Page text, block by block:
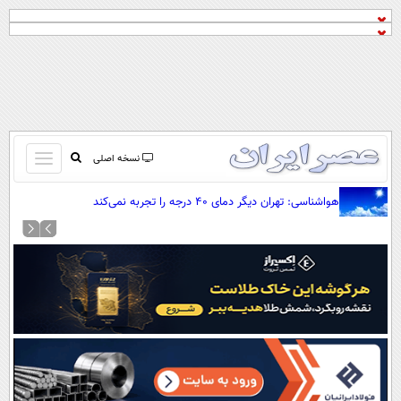
نسخه اصلی
باز
و
کردن
صفحه اول
آرشیو
نظرسنجی
آب و هوا
اوقات شرعی
سواد زندگی
هواشناسی: تهران دیگر دمای ۴۰ درجه را تجربه نمی‌کند